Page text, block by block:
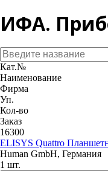
ИФА.
Кат.№
Наименование
Фирма
Уп.
Кол-во
Заказ
16300
ELISYS Quattro
Human GmbH, Германия
1 шт.